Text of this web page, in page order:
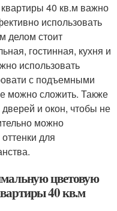
40 кв.м важно
использовать
делом стоит
гостинная, кухня и
использовать
с подъемными
можно сложить. Также
и окон, чтобы не
можно
для
цветовую
40 кв.м